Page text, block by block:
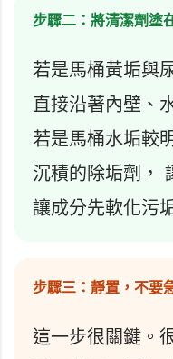
步驟二：將清潔劑塗
若是馬桶黃垢與
直接沿著內壁、
若是馬桶水垢較
沉積的除垢劑，
讓成分先軟化污
步驟三：靜置，不要
這一步很關鍵。